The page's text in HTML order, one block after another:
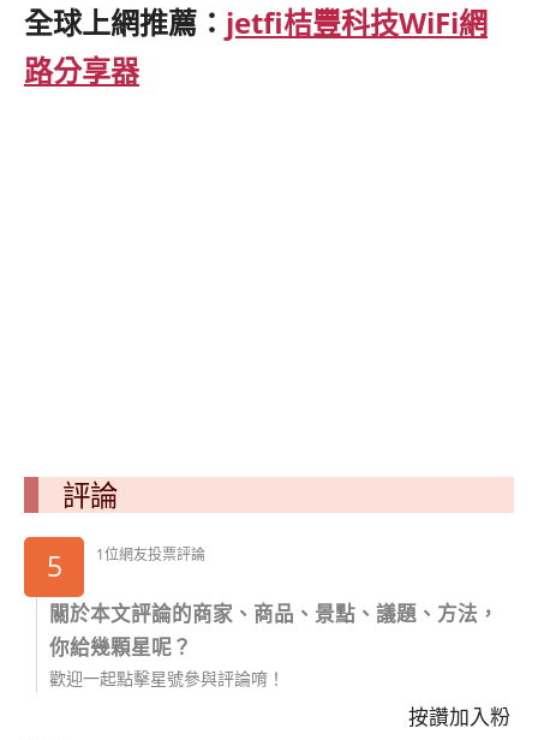
全球上網推薦： jetfi桔豐科技WiFi網
路分享器
評論
5
1位網友投票評論
關於本文評論的商家、商品、景點、議題、方法，
你給幾顆星呢？
歡迎一起點擊星號參與評論唷！
按讚加入粉